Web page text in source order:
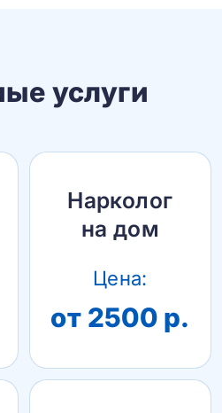
услуги
Нарколог
на дом
Цена:
от 2500 р.